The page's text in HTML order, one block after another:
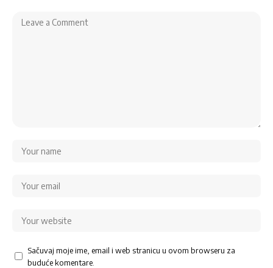
Sačuvaj moje ime, email i web stranicu u ovom browseru za
buduće komentare.